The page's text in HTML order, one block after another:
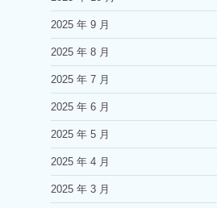
2025 年 9 月
2025 年 8 月
2025 年 7 月
2025 年 6 月
2025 年 5 月
2025 年 4 月
2025 年 3 月